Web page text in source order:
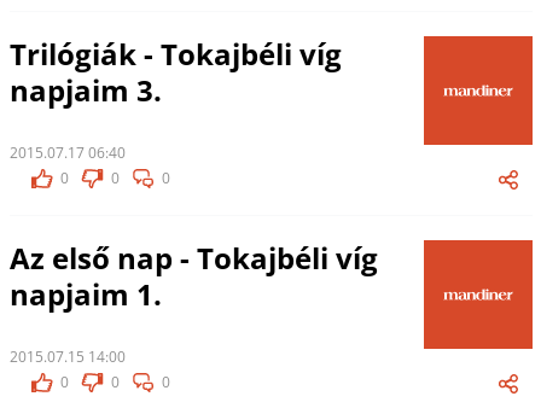
Trilógiák - Tokajbéli víg
napjaim 3.
2015.07.17 06:40
0
0 0
Az első nap - Tokajbéli víg
napjaim 1.
2015.07.15 14:00
0
0 0